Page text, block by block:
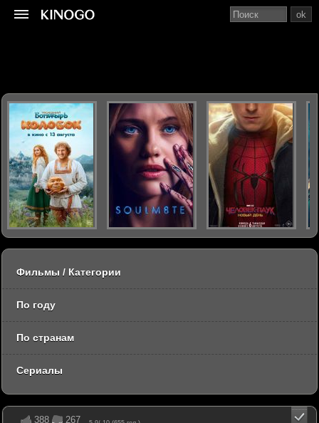
388 267
ok
Фильмы / Категории
По году
По странам
Сериалы